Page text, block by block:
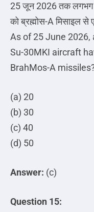
25जून2026तकलगभग
कोब्रह्मोस-Aमिसाइलसे
As of 25 June
Su-30MKI aircraft
BrahMos-A
(a) 20
(b) 30
(c) 40
(d) 50
Answer: (c)
Question 15: